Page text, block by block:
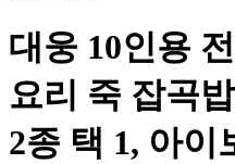
대웅 10인용
요리 죽 잡곡
2종 택 1, 아이